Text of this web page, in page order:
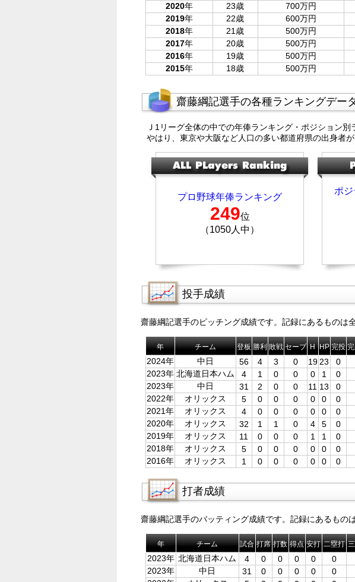
2020年 23歳 700万円
2019年 22歳 600万円
2018年 21歳 500万円
2017年 20歳 500万円
2016年 19歳 500万円
2015年 18歳 500万円
齋藤綱記選手の各種ランキングデー
Ｊ1リーグ全体の中での年俸ランキング・ポジション
やはり、東京や大阪など人口の多い都道府県の出身者が
プロ野球年俸ランキング
249位
（1050人中）
ポ
投手成績
齋藤綱記選手のピッチング成績です。記録にあるものは
年 チーム 登板 勝利 敗戦 セーブ H HP 完投
2024年 中日 56 4 3 0 19 23 0
2023年 北海道日本ハム 4 1 0 0 0 1 0
2023年
中日 31 2 0 0 11 13 0
2022年
オリックス 5 0 0 0 0 0 0
2021年
オリックス 4 0 0 0 0 0 0
2020年
オリックス 32 1 1 0 4 5 0
2019年
オリックス 11 0 0 0 1 1 0
2018年
オリックス 5 0 0 0 0 0 0
2016年
オリックス 1 0 0 0 0 0 0
打者成績
齋藤綱記選手のバッティング成績です。記録にあるもの
年 チーム 試合 打席 打数 得点 安打 二塁打
2023年 北海道日本ハム 4 0 0 0 0 0
2023年
中日 31 0 0 0 0 0